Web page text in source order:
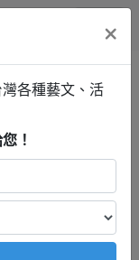
會、看
蟲自動替您
免費張貼活
×
各種藝文、活
！